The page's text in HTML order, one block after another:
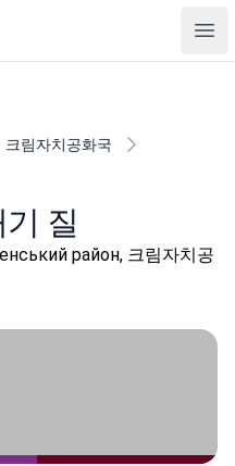
크림자치공화국
질
район, 크림자치공